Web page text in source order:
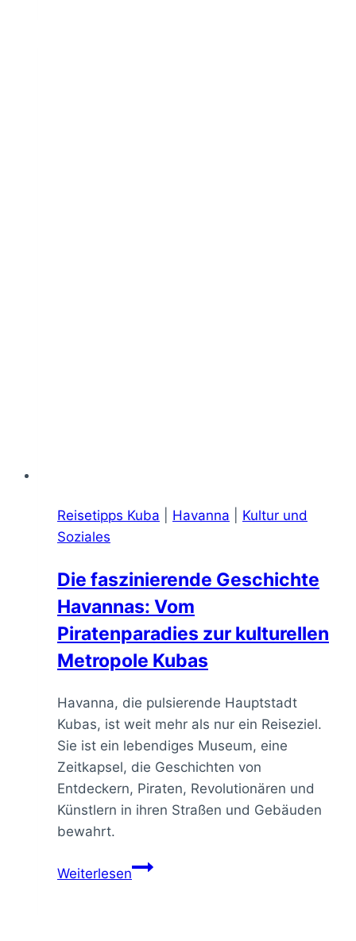
Reisetipps Kuba Havanna
Kultur und
Soziales
Die faszinierende Geschichte
Havannas: Vom
Piratenparadies zur kulturellen
Metropole Kubas
Havanna, die pulsierende Hauptstadt
Kubas, ist weit mehr als nur ein Reiseziel.
Sie ist ein lebendiges Museum, eine
Zeitkapsel, die Geschichten von
Entdeckern, Piraten, Revolutionären und
Künstlern in ihren Straßen und Gebäuden
bewahrt.
WeiterlesenDie